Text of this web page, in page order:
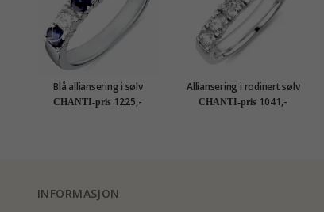
Blå alliansering i sølv
CHANTI-pris 1225,-
Alliansering i rodinert sølv
CHANTI-pris 1041,-
INFORMASJON